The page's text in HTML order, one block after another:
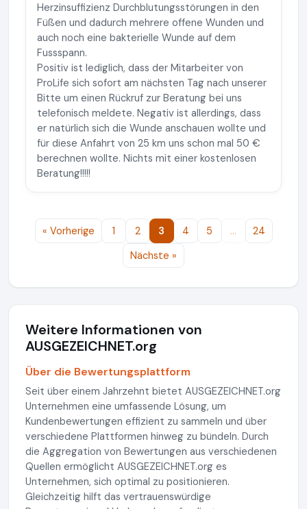
Herzinsuffizienz Durchblutungsstörungen in den
Füßen und dadurch mehrere offene Wunden und
auch noch eine bakterielle Wunde auf dem
Fussspann.
Positiv ist lediglich, dass der Mitarbeiter von
ProLife sich sofort am nächsten Tag nach unserer
Bitte um einen Rückruf zur Beratung bei uns
telefonisch meldete. Negativ ist allerdings, dass
er natürlich sich die Wunde anschauen wollte und
für diese Anfahrt von 25 km uns schon mal 50 €
berechnen wollte. Nichts mit einer kostenlosen
Beratung!!!!!
« Vorherige 1 2 3 4 5 …
24
Nächste »
Weitere Informationen von
AUSGEZEICHNET.org
Über die Bewertungsplattform
Seit über einem Jahrzehnt bietet AUSGEZEICHNET.org
Unternehmen eine umfassende Lösung, um
Kundenbewertungen effizient zu sammeln und über
verschiedene Plattformen hinweg zu bündeln. Durch
die Aggregation von Bewertungen aus verschiedenen
Quellen ermöglicht AUSGEZEICHNET.org es
Unternehmen, sich optimal zu positionieren.
Gleichzeitig hilft das vertrauenswürdige